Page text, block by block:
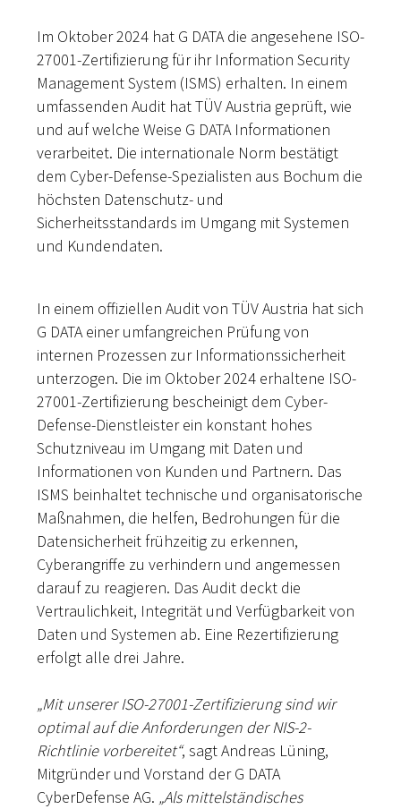
Im Oktober 2024 hat G DATA die angesehene ISO-
27001-Zertifizierung für ihr Information Security
Management System (ISMS) erhalten. In einem
umfassenden Audit hat TÜV Austria geprüft, wie
und auf welche Weise G DATA Informationen
verarbeitet. Die internationale Norm bestätigt
dem Cyber-Defense-Spezialisten aus Bochum die
höchsten Datenschutz- und
Sicherheitsstandards im Umgang mit Systemen
und Kundendaten.
In einem offiziellen Audit von TÜV Austria hat sich
G DATA einer umfangreichen Prüfung von
internen Prozessen zur Informationssicherheit
unterzogen. Die im Oktober 2024 erhaltene ISO-
27001-Zertifizierung bescheinigt dem Cyber-
Defense-Dienstleister ein konstant hohes
Schutzniveau im Umgang mit Daten und
Informationen von Kunden und Partnern. Das
ISMS beinhaltet technische und organisatorische
Maßnahmen, die helfen, Bedrohungen für die
Datensicherheit frühzeitig zu erkennen,
Cyberangriffe zu verhindern und angemessen
darauf zu reagieren. Das Audit deckt die
Vertraulichkeit, Integrität und Verfügbarkeit von
Daten und Systemen ab. Eine Rezertifizierung
erfolgt alle drei Jahre.
„Mit unserer ISO-27001-Zertifizierung sind wir
optimal auf die Anforderungen der NIS-2-
Richtlinie vorbereitet“, sagt Andreas Lüning,
Mitgründer und Vorstand der G DATA
CyberDefense AG. „Als mittelständisches